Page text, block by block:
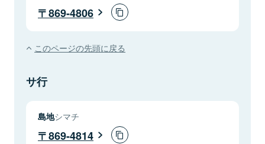
869-4806
このページの先頭に戻る
サ行
島地シマチ
869-4814